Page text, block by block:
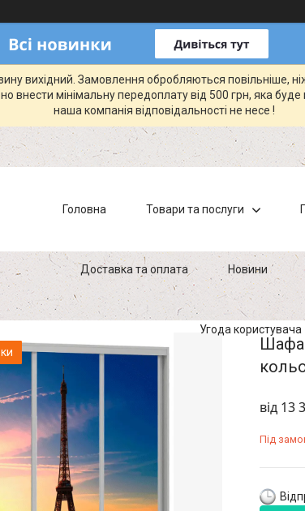
вихідний. Замовлення обробляються повільніше,
внести мінімальну передоплату від 500 грн, яка
наша компанія відповідальності не несе !
Головна Товари та послуги
Доставка та оплата Новини
Угода користувача
від 13
Під